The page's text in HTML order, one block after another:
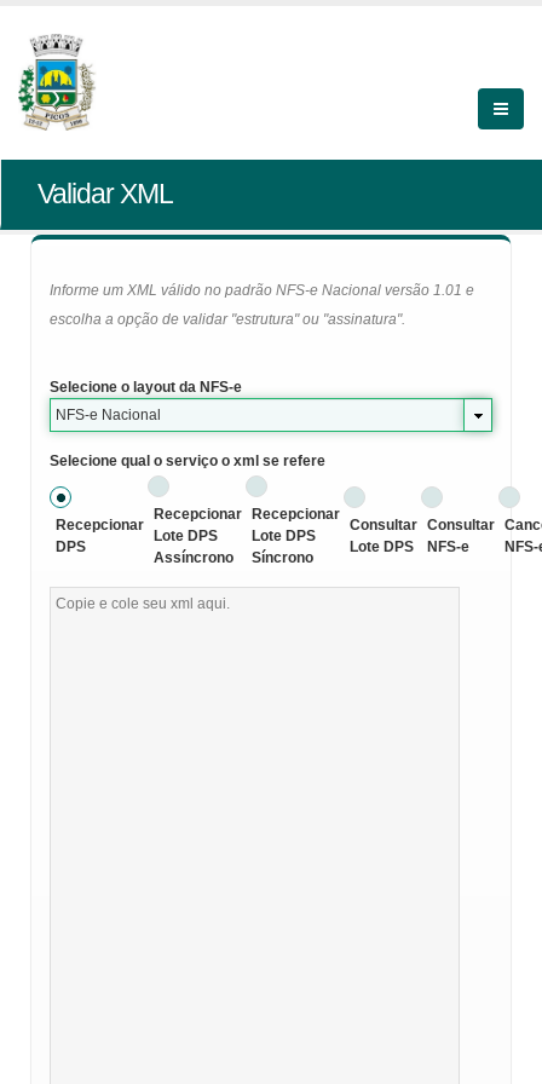
Validar XML
Informe um XML válido no padrão NFS-e Nacional versão 1.01 e
escolha a opção de validar "estrutura" ou "assinatura".
Selecione o layout da NFS-e
NFS-e Nacional
Selecione qual o serviço o xml se refere
Recepcionar
DPS
Recepcionar
Lote DPS
Assíncrono
Recepcionar
Lote DPS
Síncrono
Consultar
Lote DPS
Consultar
NFS-e
NFS-